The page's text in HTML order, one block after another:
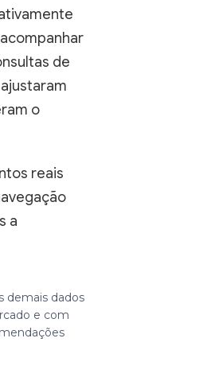
de
o
reais
a
demais dados
e com